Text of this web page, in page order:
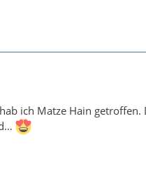
ich Matze Hain